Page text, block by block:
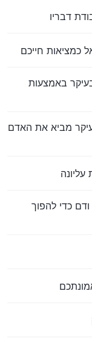
דבריו
כמציאות חייכם
באמצעות
מביא את האדם
כדי להפוך